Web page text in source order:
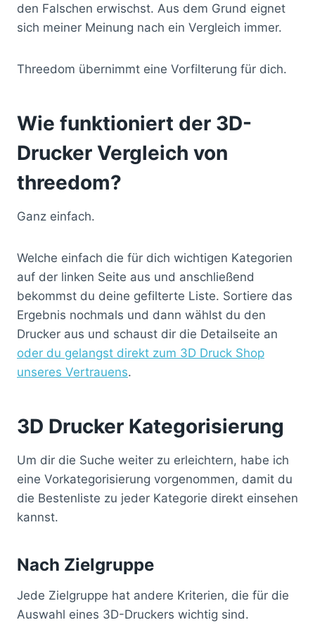
den Falschen erwischst. Aus dem Grund eignet
sich meiner Meinung nach ein Vergleich immer.
Threedom übernimmt eine Vorfilterung für dich.
Wie funktioniert der 3D-
Drucker Vergleich von
threedom?
Ganz einfach.
Welche einfach die für dich wichtigen Kategorien
auf der linken Seite aus und anschließend
bekommst du deine gefilterte Liste. Sortiere das
Ergebnis nochmals und dann wählst du den
Drucker aus und schaust dir die Detailseite an
oder du gelangst direkt zum 3D Druck Shop
unseres Vertrauens.
3D Drucker Kategorisierung
Um dir die Suche weiter zu erleichtern, habe ich
eine Vorkategorisierung vorgenommen, damit du
die Bestenliste zu jeder Kategorie direkt einsehen
kannst.
Nach Zielgruppe
Jede Zielgruppe hat andere Kriterien, die für die
Auswahl eines 3D-Druckers wichtig sind.